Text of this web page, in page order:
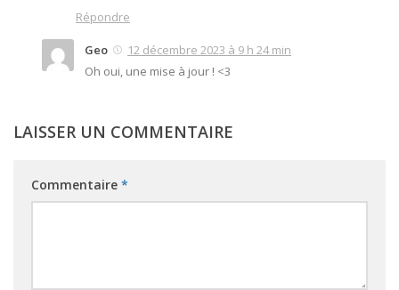
Répondre
Geo
12 décembre 2023 à 9 h 24 min
Oh oui, une mise à jour ! <3
LAISSER UN COMMENTAIRE
Commentaire *